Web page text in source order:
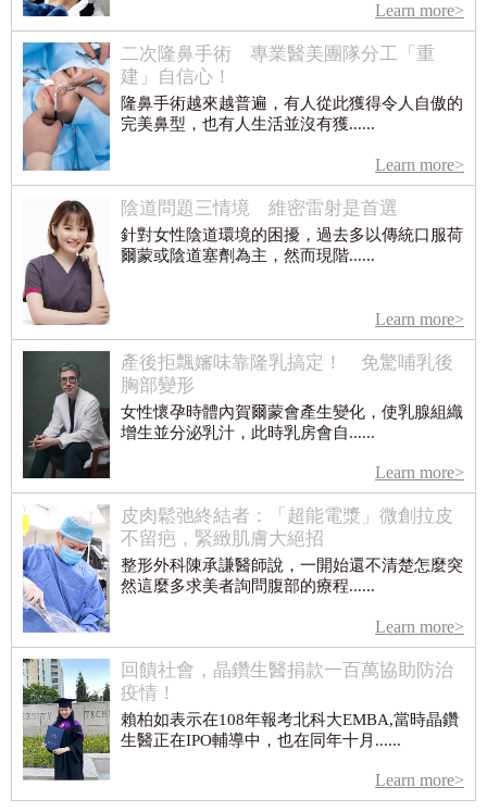
Learn more>
二次隆鼻手術 專業醫美團隊分工「重
建」自信心！
隆鼻手術越來越普遍，有人從此獲得令人自傲的
完美鼻型，也有人生活並沒有獲......
Learn more>
陰道問題三情境 維密雷射是首選
針對女性陰道環境的困擾，過去多以傳統口服荷
爾蒙或陰道塞劑為主，然而現階......
Learn more>
產後拒飄嬸味靠隆乳搞定！ 免驚哺乳後
胸部變形
女性懷孕時體內賀爾蒙會產生變化，使乳腺組織
增生並分泌乳汁，此時乳房會自......
Learn more>
皮肉鬆弛終結者：「超能電漿」微創拉皮
不留疤，緊緻肌膚大絕招
整形外科陳承謙醫師說，一開始還不清楚怎麼突
然這麼多求美者詢問腹部的療程......
Learn more>
回饋社會，晶鑽生醫捐款一百萬協助防治
疫情！
賴柏如表示在108年報考北科大EMBA,當時晶鑽
生醫正在IPO輔導中，也在同年十月......
Learn more>